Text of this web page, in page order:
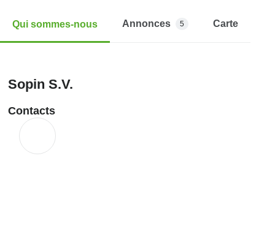
Qui sommes-nous Annonces 5 Carte
Sopin S.V.
Contacts